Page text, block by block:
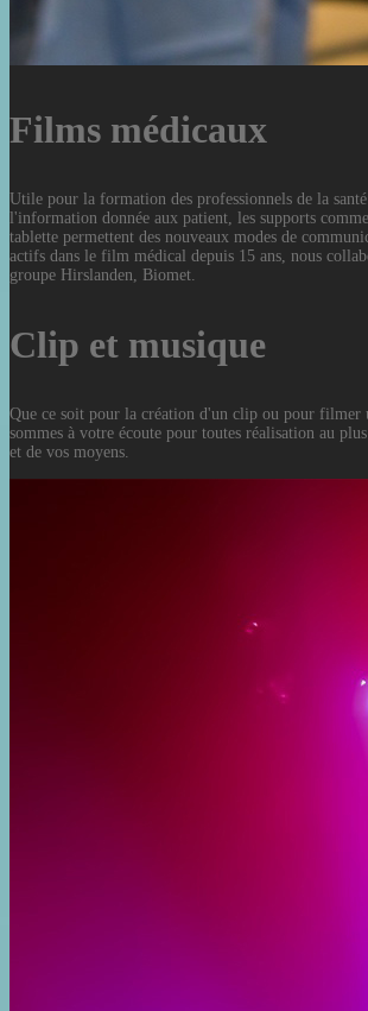
Films médicaux
Utile pour la formation des professionnels de la
l'information donnée aux patient, les supports
tablette permettent des nouveaux modes de
actifs dans le film médical depuis 15 ans, nous
groupe Hirslanden, Biomet.
Clip et musique
Que ce soit pour la création d'un clip ou pour filmer
sommes à votre écoute pour toutes réalisation au
et de vos moyens.